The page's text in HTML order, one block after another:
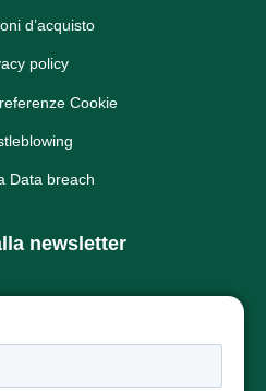
d’acquisto
policy
Cookie
Data breach
newsletter